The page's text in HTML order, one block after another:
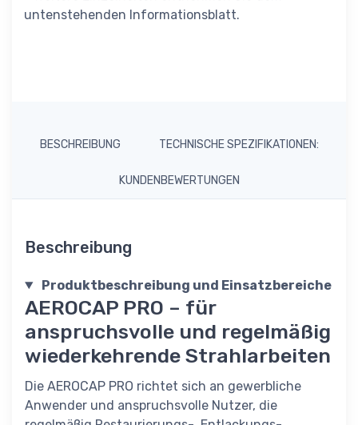
untenstehenden Informationsblatt.
BESCHREIBUNG TECHNISCHE SPEZIFIKATIONEN:
KUNDENBEWERTUNGEN
Beschreibung
Produktbeschreibung und Einsatzbereiche
AEROCAP PRO – für
anspruchsvolle und regelmäßig
wiederkehrende Strahlarbeiten
Die AEROCAP PRO richtet sich an gewerbliche
Anwender und anspruchsvolle Nutzer, die